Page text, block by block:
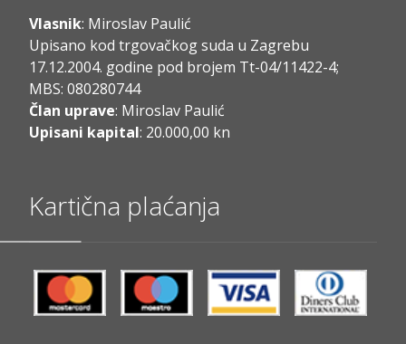
Vlasnik: Miroslav Paulić
Upisano kod trgovačkog suda u Zagrebu
17.12.2004. godine pod brojem Tt-04/11422-4;
MBS: 080280744
Član uprave: Miroslav Paulić
Upisani kapital: 20.000,00 kn
Kartična plaćanja